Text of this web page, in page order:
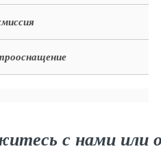
с нами или